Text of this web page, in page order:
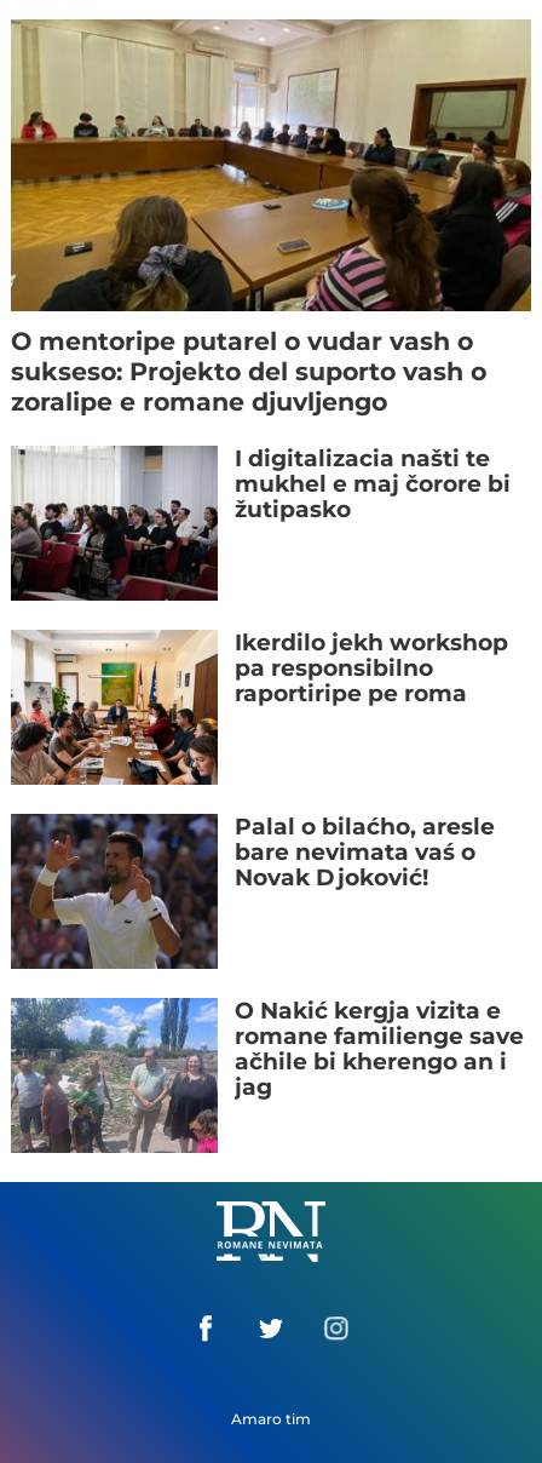
O mentoripe putarel o vudar vash o
sukseso: Projekto del suporto vash o
zoralipe e romane djuvljengo
I digitalizacia našti te
mukhel e maj čorore bi
žutipasko
Ikerdilo jekh workshop
pa responsibilno
raportiripe pe roma
Palal o bilaćho, aresle
bare nevimata vaś o
Novak Djoković!
O Nakić kergja vizita e
romane familienge save
ačhile bi kherengo an i
jag
Romane
Nemivata
Amaro tim